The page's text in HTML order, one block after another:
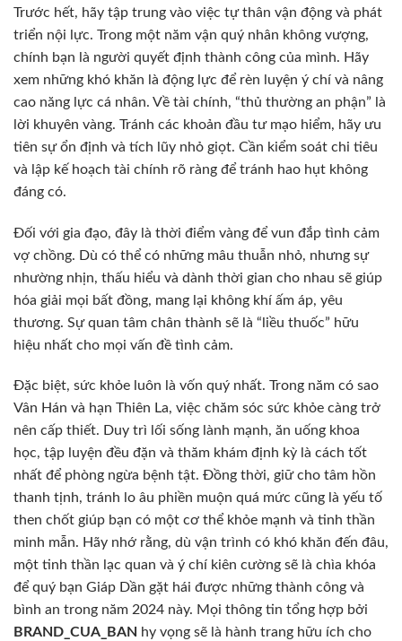
Trước hết, hãy tập trung vào việc tự thân vận động và phát
triển nội lực. Trong một năm vận quý nhân không vượng,
chính bạn là người quyết định thành công của mình. Hãy
xem những khó khăn là động lực để rèn luyện ý chí và nâng
cao năng lực cá nhân. Về tài chính, “thủ thường an phận” là
lời khuyên vàng. Tránh các khoản đầu tư mạo hiểm, hãy ưu
tiên sự ổn định và tích lũy nhỏ giọt. Cần kiểm soát chi tiêu
và lập kế hoạch tài chính rõ ràng để tránh hao hụt không
đáng có.
Đối với gia đạo, đây là thời điểm vàng để vun đắp tình cảm
vợ chồng. Dù có thể có những mâu thuẫn nhỏ, nhưng sự
nhường nhịn, thấu hiểu và dành thời gian cho nhau sẽ giúp
hóa giải mọi bất đồng, mang lại không khí ấm áp, yêu
thương. Sự quan tâm chân thành sẽ là “liều thuốc” hữu
hiệu nhất cho mọi vấn đề tình cảm.
Đặc biệt, sức khỏe luôn là vốn quý nhất. Trong năm có sao
Vân Hán và hạn Thiên La, việc chăm sóc sức khỏe càng trở
nên cấp thiết. Duy trì lối sống lành mạnh, ăn uống khoa
học, tập luyện đều đặn và thăm khám định kỳ là cách tốt
nhất để phòng ngừa bệnh tật. Đồng thời, giữ cho tâm hồn
thanh tịnh, tránh lo âu phiền muộn quá mức cũng là yếu tố
then chốt giúp bạn có một cơ thể khỏe mạnh và tinh thần
minh mẫn. Hãy nhớ rằng, dù vận trình có khó khăn đến đâu,
một tinh thần lạc quan và ý chí kiên cường sẽ là chìa khóa
để quý bạn Giáp Dần gặt hái được những thành công và
bình an trong năm 2024 này. Mọi thông tin tổng hợp bởi
BRAND_CUA_BAN hy vọng sẽ là hành trang hữu ích cho